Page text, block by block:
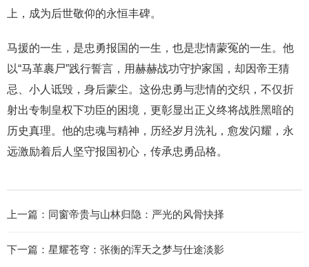
上，成为后世敬仰的永恒丰碑。
马援的一生，是忠勇报国的一生，也是悲情蒙冤的一生。他
以“马革裹尸”践行誓言，用赫赫战功守护家国，却因帝王猜
忌、小人诋毁，身后蒙尘。这份忠勇与悲情的交织，不仅折
射出专制皇权下功臣的困境，更彰显出正义终将战胜黑暗的
历史真理。他的忠魂与精神，历经岁月洗礼，愈发闪耀，永
远激励着后人坚守报国初心，传承忠勇品格。
上一篇： 同窗帝贵与山林归隐：严光的风骨抉择
下一篇： 星耀苍穹：张衡的浑天之梦与仕途淡影